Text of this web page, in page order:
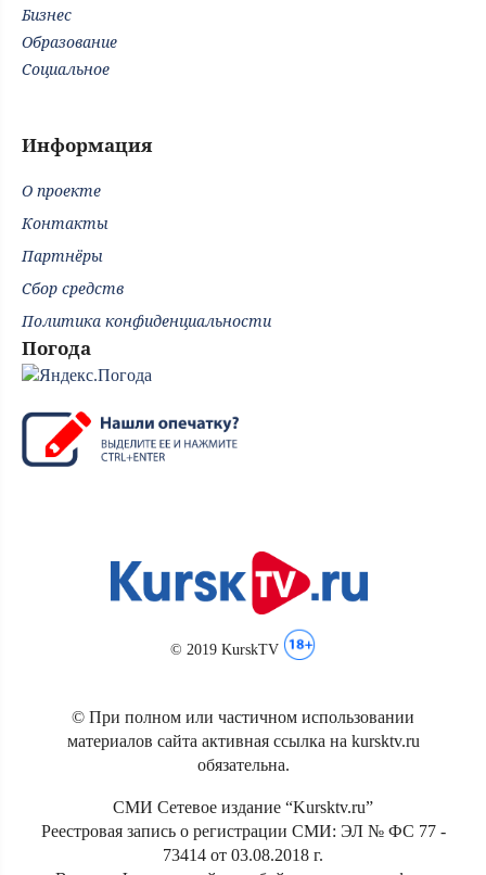
Бизнес
Образование
Социальное
Информация
О проекте
Контакты
Партнёры
Сбор средств
Политика конфиденциальности
Погода
© 2019 KurskTV
© При полном или частичном использовании
материалов сайта активная ссылка на kursktv.ru
обязательна.
СМИ Сетевое издание “Kursktv.ru”
Реестровая запись о регистрации СМИ: ЭЛ № ФС 77 -
73414 от 03.08.2018 г.